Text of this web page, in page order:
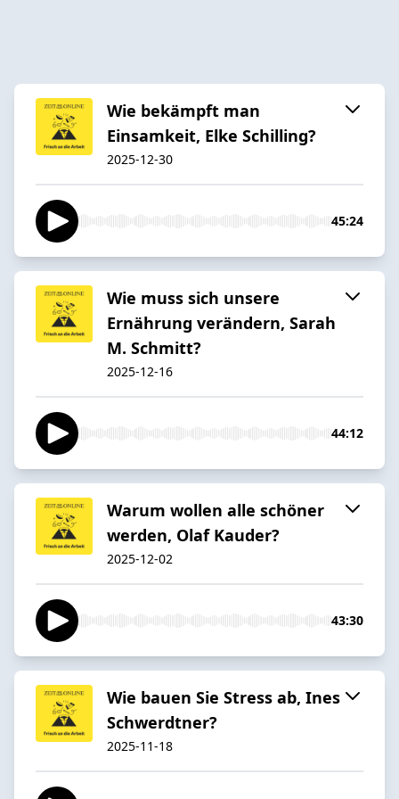
Wie bekämpft man
Einsamkeit, Elke Schilling?
2025-12-30
45:24
Wie muss sich unsere
Ernährung verändern, Sarah
M. Schmitt?
2025-12-16
44:12
Warum wollen alle schöner
werden, Olaf Kauder?
2025-12-02
43:30
Wie bauen Sie Stress ab, Ines
Schwerdtner?
2025-11-18